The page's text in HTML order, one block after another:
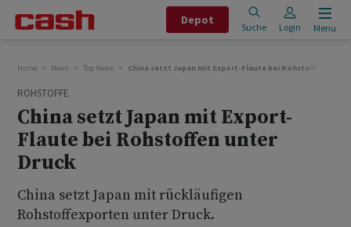
Depot
Suche Login Menu
Home News Top News China setzt Japan mit Export-Flaute bei Rohstoffen unter
ROHSTOFFE
China setzt Japan mit Export-
Flaute bei Rohstoffen unter
Druck
China setzt Japan mit rückläufigen
Rohstoffexporten unter Druck.